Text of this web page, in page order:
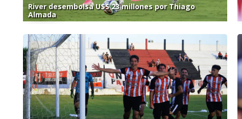
River desembolsa U$S 23 millones por Thiago
Almada